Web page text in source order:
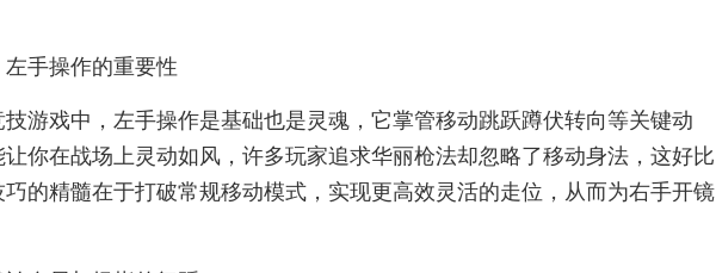
手操作的重要性
游戏中，左手操作是基础也是灵魂，它掌管移动跳跃蹲伏转向等关键动
你在战场上灵动如风，许多玩家追求华丽枪法却忽略了移动身法，这好比
的精髓在于打破常规移动模式，实现更高效灵活的走位，从而为右手开镜